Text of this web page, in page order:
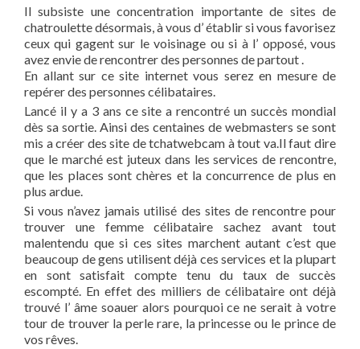
Il subsiste une concentration importante de sites de
chatroulette désormais, à vous d’ établir si vous favorisez
ceux qui gagent sur le voisinage ou si à l’ opposé, vous
avez envie de rencontrer des personnes de partout .
En allant sur ce site internet vous serez en mesure de
repérer des personnes célibataires.
Lancé il y a 3 ans ce site a rencontré un succès mondial
dès sa sortie. Ainsi des centaines de webmasters se sont
mis a créer des site de tchatwebcam à tout va.Il faut dire
que le marché est juteux dans les services de rencontre,
que les places sont chères et la concurrence de plus en
plus ardue.
Si vous n’avez jamais utilisé des sites de rencontre pour
trouver une femme célibataire sachez avant tout
malentendu que si ces sites marchent autant c’est que
beaucoup de gens utilisent déjà ces services et la plupart
en sont satisfait compte tenu du taux de succès
escompté. En effet des milliers de célibataire ont déjà
trouvé l’ âme soauer alors pourquoi ce ne serait à votre
tour de trouver la perle rare, la princesse ou le prince de
vos rêves.